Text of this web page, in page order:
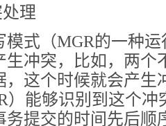
理
模式（MGR的一种
生冲突，比如，两个
，这个时候就会产生
）能够识别到这个
务提交的时间先后顺